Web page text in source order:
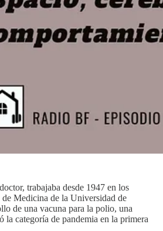
trabajaba desde 1947 en los
de Medicina de la Universidad de
de una vacuna para la polio, una
la categoría de pandemia en la primera